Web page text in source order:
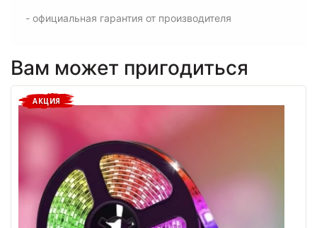
- официальная гарантия от производителя
Вам может пригодиться
АКЦИЯ